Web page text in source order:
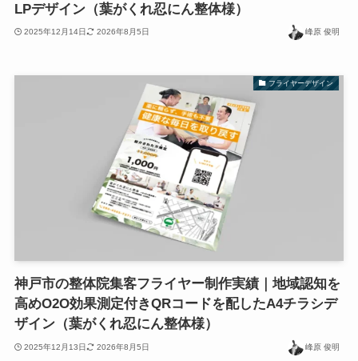
LPデザイン（葉がくれ忍にん整体様）
2025年12月14日 2026年8月5日 峰原 俊明
フライヤーデザイン
神戸市の整体院集客フライヤー制作実績｜地域認知を
高めO2O効果測定付きQRコードを配したA4チラシデ
ザイン（葉がくれ忍にん整体様）
2025年12月13日 2026年8月5日 峰原 俊明